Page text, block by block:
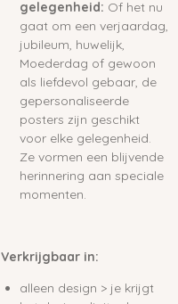
gelegenheid: Of het nu
gaat om een verjaardag,
jubileum, huwelijk,
Moederdag of gewoon
als liefdevol gebaar, de
gepersonaliseerde
posters zijn geschikt
voor elke gelegenheid.
Ze vormen een blijvende
herinnering aan speciale
momenten.
Verkrijgbaar in:
alleen design > je krijgt